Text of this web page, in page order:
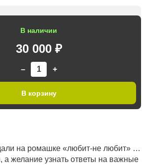
В наличии
30 000 ₽
– +
В корзину
на ромашке «любит-не любит» …
желание узнать ответы на важные